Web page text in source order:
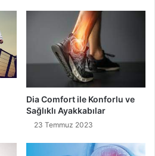
Dia Comfort ile Konforlu ve
Sağlıklı Ayakkabılar
23 Temmuz 2023